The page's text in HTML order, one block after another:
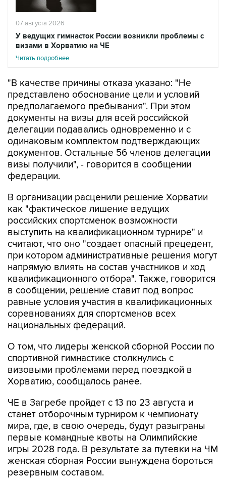
07 августа 2026
У ведущих гимнасток России возникли проблемы с
визами в Хорватию на ЧЕ
Читать подробнее
"В качестве причины отказа указано: "Не
представлено обоснование цели и условий
предполагаемого пребывания". При этом
документы на визы для всей российской
делегации подавались одновременно и с
одинаковым комплектом подтверждающих
документов. Остальные 56 членов делегации
визы получили", - говорится в сообщении
федерации.
В организации расценили решение Хорватии
как "фактическое лишение ведущих
российских спортсменок возможности
выступить на квалификационном турнире" и
считают, что оно "создает опасный прецедент,
при котором административные решения могут
напрямую влиять на состав участников и ход
квалификационного отбора". Также, говорится
в сообщении, решение ставит под вопрос
равные условия участия в квалификационных
соревнованиях для спортсменов всех
национальных федераций.
О том, что лидеры женской сборной России по
спортивной гимнастике столкнулись с
визовыми проблемами перед поездкой в
Хорватию, сообщалось ранее.
ЧЕ в Загребе пройдет с 13 по 23 августа и
станет отборочным турниром к чемпионату
мира, где, в свою очередь, будут разыграны
первые командные квоты на Олимпийские
игры 2028 года. В результате за путевки на ЧМ
женская сборная России вынуждена бороться
резервным составом.